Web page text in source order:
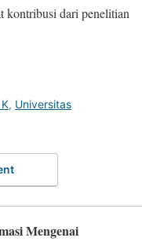
kontribusi dari penelitian
, Universitas
Mengenai